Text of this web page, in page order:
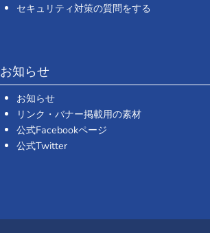
セキュリティ対策の質問をする
お知らせ
お知らせ
リンク・バナー掲載用の素材
公式Facebookページ
公式Twitter